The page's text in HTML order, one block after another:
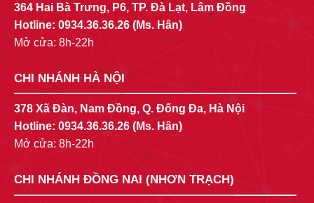
364 Hai Bà Trưng, P6, TP. Đà Lạt, Lâm Đồng
Hotline: 0934.36.36.26 (Ms. Hân)
Mở cửa: 8h-22h
CHI NHÁNH HÀ NỘI
378 Xã Đàn, Nam Đồng, Q. Đống Đa, Hà Nội
Hotline: 0934.36.36.26 (Ms. Hân)
Mở cửa: 8h-22h
CHI NHÁNH ĐỒNG NAI (NHƠN TRẠCH)